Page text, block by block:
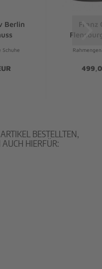
Berlin
Schuhe
Franz
BESTELLTEN,
AUCH HIERFÜR: